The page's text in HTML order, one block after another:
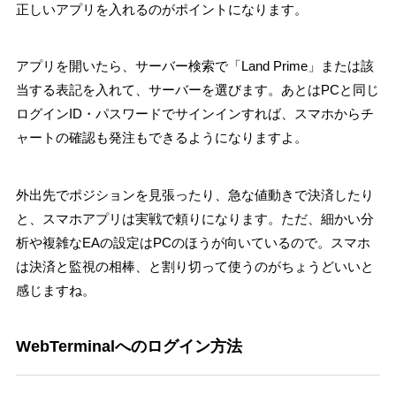
正しいアプリを入れるのがポイントになります。
アプリを開いたら、サーバー検索で「Land Prime」または該
当する表記を入れて、サーバーを選びます。あとはPCと同じ
ログインID・パスワードでサインインすれば、スマホからチ
ャートの確認も発注もできるようになりますよ。
外出先でポジションを見張ったり、急な値動きで決済したり
と、スマホアプリは実戦で頼りになります。ただ、細かい分
析や複雑なEAの設定はPCのほうが向いているので。スマホ
は決済と監視の相棒、と割り切って使うのがちょうどいいと
感じますね。
WebTerminalへのログイン方法